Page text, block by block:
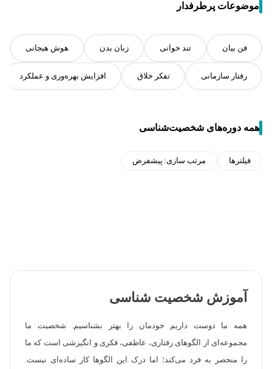
موضوعات پرطرفدار
فن بیان تند خوانی زبان بدن هوش هیجانی
رفتار سازمانی تفکر خلاق افزایش بهره‌وری و عملکرد
همه دوره‌های شخصیت‌شناسی
فیلترها مرتب سازی: پیشفرض
آموزش شخصیت شناسی
همه ما دوست داریم خودمان را بهتر بشناسیم. شخصیت ما
مجموعه‌ای از الگوهای رفتاری، عاطفی، فکری و انگیزشی است که ما
را منحصر به فرد می‌کند؛ اما درک این الگوها کار ساده‌ای نیست.